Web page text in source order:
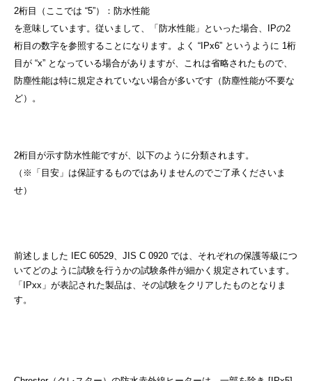
2桁目（ここでは “5”）：防水性能
を意味しています。従いまして、「防水性能」といった場合、IPの2
桁目の数字を参照することになります。よく “IPx6” というように 1桁
目が “x” となっている場合がありますが、これは省略されたもので、
防塵性能は特に規定されていない場合が多いです（防塵性能が不要な
ど）。
2桁目が示す防水性能ですが、以下のように分類されます。
（※「目安」は保証するものではありませんのでご了承くださいま
せ）
前述しました IEC 60529、JIS C 0920 では、それぞれの保護等級につ
いてどのように試験を行うかの試験条件が細かく規定されています。
「IPxx」が表記された製品は、その試験をクリアしたものとなりま
す。